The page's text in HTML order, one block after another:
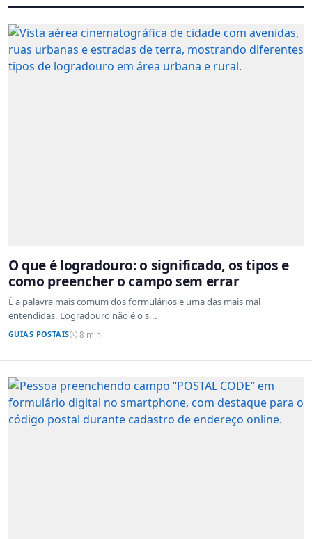
O que é logradouro: o significado, os tipos e
como preencher o campo sem errar
É a palavra mais comum dos formulários e uma das mais mal
entendidas. Logradouro não é o s...
GUIAS POSTAIS 8 min